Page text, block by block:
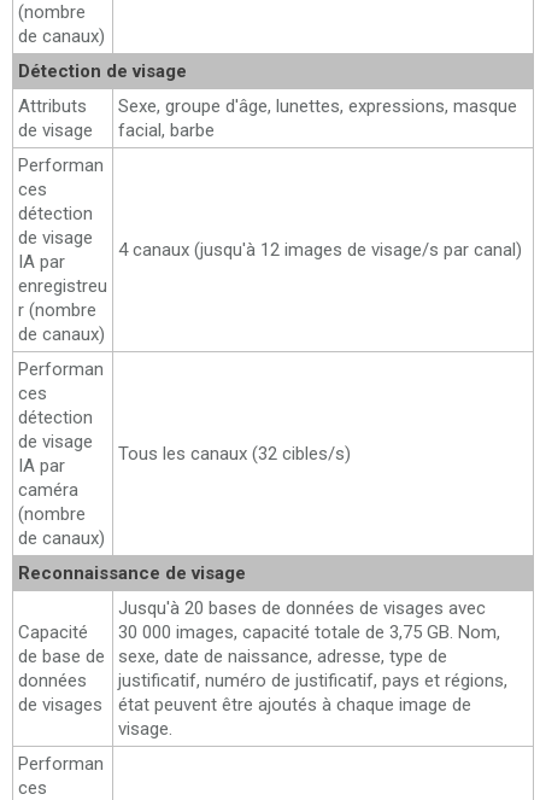
(nombre
de canaux)
Détection de visage
Attributs
de visage
Sexe, groupe d'âge, lunettes, expressions, masque
facial, barbe
Performan
ces
détection
de visage
IA par
enregistreu
r (nombre
de canaux)
4 canaux (jusqu'à 12 images de visage/s par canal)
Performan
ces
détection
de visage
IA par
caméra
(nombre
de canaux)
Tous les canaux (32 cibles/s)
Reconnaissance de visage
Capacité
de base de
données
de visages
Jusqu'à 20 bases de données de visages avec
30 000 images, capacité totale de 3,75 GB. Nom,
sexe, date de naissance, adresse, type de
justificatif, numéro de justificatif, pays et régions,
état peuvent être ajoutés à chaque image de
visage.
Performan
ces